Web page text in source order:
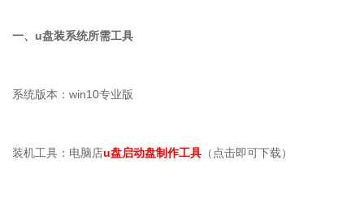
一、 u盘装系统所需工具
系统版本： win10专业版
装机工具：电脑店u盘启动盘制作工具 （点击即可下载）